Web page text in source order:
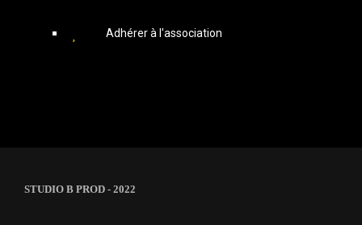
Adhérer à l'association
STUDIO B PROD - 2022